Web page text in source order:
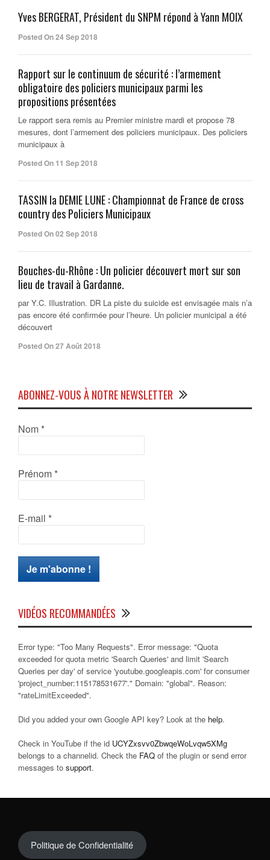
Yves BERGERAT, Président du SNPM répond à Yann MOIX
Posted On 24 Sep 2018
Rapport sur le continuum de sécurité : l’armement
obligatoire des policiers municipaux parmi les
propositions présentées
Le rapport sera remis au Premier ministre mardi et propose 78
mesures, dont l’armement des policiers municipaux. Des policiers
municipaux à
Posted On 11 Sep 2018
TASSIN la DEMIE LUNE : Championnat de France de cross
country des Policiers Municipaux
Posted On 02 Sep 2018
Bouches-du-Rhône : Un policier découvert mort sur son
lieu de travail à Gardanne.
par Y.C. Illustration. DR La piste du suicide est envisagée mais n’a
pas encore été confirmée pour l’heure. Un policier municipal a été
découvert
Posted On 27 Août 2018
ABONNEZ-VOUS À NOTRE NEWSLETTER
Nom *
Prénom *
E-mail *
VIDÉOS RECOMMANDÉES
Error type: "Too Many Requests". Error message: "Quota
exceeded for quota metric 'Search Queries' and limit 'Search
Queries per day' of service 'youtube.googleapis.com' for consumer
'project_number:115178531677'." Domain: "global". Reason:
"rateLimitExceeded".
Did you added your own Google API key? Look at the help.
Check in YouTube if the id UCYZxsvv0ZbwqeWoLvqw5XMg
belongs to a channelid. Check the FAQ of the plugin or send error
messages to support.
Politique de Confidentialité